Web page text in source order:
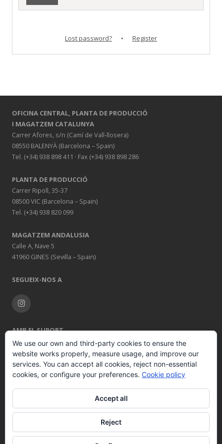
Lost password? • Register
OFICINA CENTRAL, PLANTA DE PRODUCCIÓ
I MAGATZEM CATALUNYA
Carrer Afores, s/n (Camí de Vall-llosera)
08550 BALENYÀ (Barcelona – Spain)
Tel. (+34) 938 898 411 · Fax (+34) 938 898 286
PLANTA DE PRODUCCIÓ
Carrer Ripoll, 35-37
08500 VIC (Barcelona – Spain)
Tel. (+34) 938 820 099
MAGATZEM ANDALUSIA
Calle A, Nave 5
41960 GINES (Sevilla – Spain)
SEGUEIX-NOS A
AMB EL SUPORT
© 2026 COMERCIAL DE INDUSTRIAS REUNIDAS S.A.Tots els drets
We use our own and third-party cookies to ensure the
website works properly, measure usage, and improve our
services. You can accept all cookies, reject non-essential
cookies, or configure your preferences. Cookie policy
Accept all
Reject